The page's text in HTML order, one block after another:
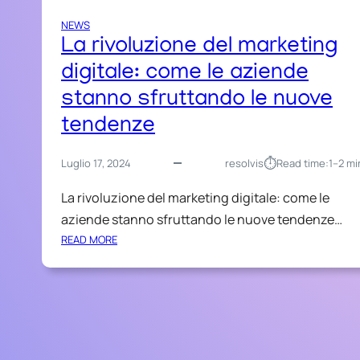
NEWS
La rivoluzione del marketing
digitale: come le aziende
stanno sfruttando le nuove
tendenze
Luglio 17, 2024 resolvis⏱︎Read time:1–2
La rivoluzione del marketing digitale: come le
aziende stanno sfruttando le nuove tendenze…
READ MORE:
A